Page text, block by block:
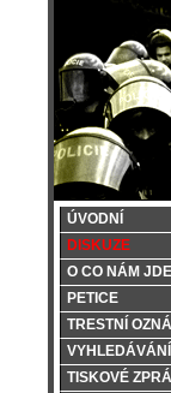
ÚVODNÍ
DISKUZE
O CO NÁM JDE
PETICE
TRESTNÍ
VYHLEDÁVÁNÍ
TISKOVÉ